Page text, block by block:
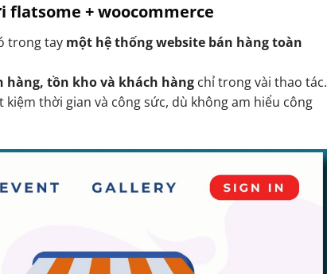
flatsome + woocommerce
trong tay một hệ thống website bán hàng toàn
hàng, tồn kho và khách hàng chỉ trong vài thao tác.
thời gian và công sức, dù không am hiểu công